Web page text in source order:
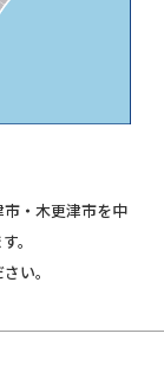
・木更津市を中
。
い。